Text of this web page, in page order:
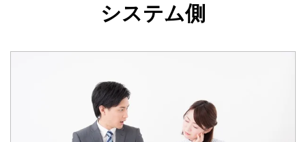
システム側